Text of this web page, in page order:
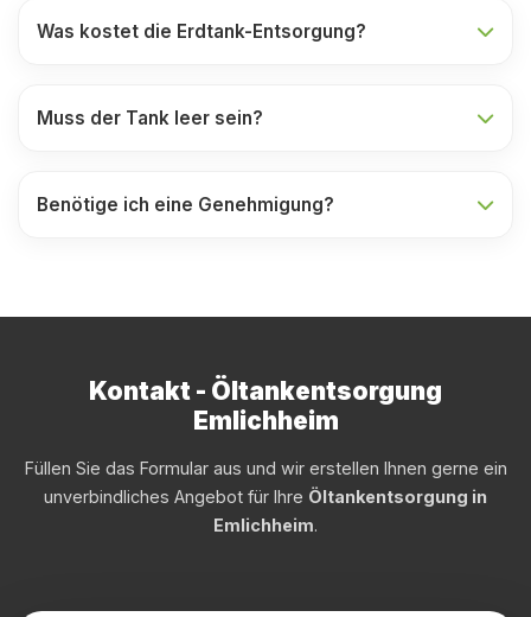
Was kostet die Erdtank-Entsorgung?
Muss der Tank leer sein?
Benötige ich eine Genehmigung?
Kontakt - Öltankentsorgung
Emlichheim
Füllen Sie das Formular aus und wir erstellen Ihnen gerne ein
unverbindliches Angebot für Ihre Öltankentsorgung in
Emlichheim.